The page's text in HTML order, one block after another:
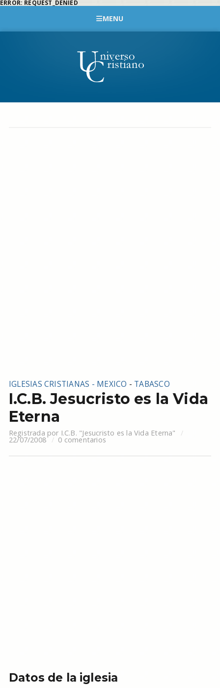
ERROR: REQUEST_DENIED
MENU
IGLESIAS CRISTIANAS - MEXICO - TABASCO
I.C.B. Jesucristo es la Vida
Eterna
Registrada por I.C.B. "Jesucristo es la Vida Eterna"
22/07/2008 0 comentarios
Datos de la iglesia